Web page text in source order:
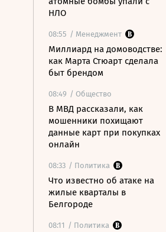
НЛО
08:55 / Менеджмент
Миллиард на домоводстве:
как Марта Стюарт сделала
быт брендом
08:49 / Общество
В МВД рассказали, как
мошенники похищают
данные карт при покупках
онлайн
08:33 / Политика
Что известно об атаке на
жилые кварталы в
Белгороде
08:11 / Политика